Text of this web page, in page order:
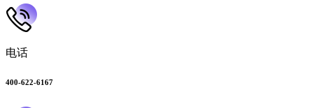
电话
400-622-6167